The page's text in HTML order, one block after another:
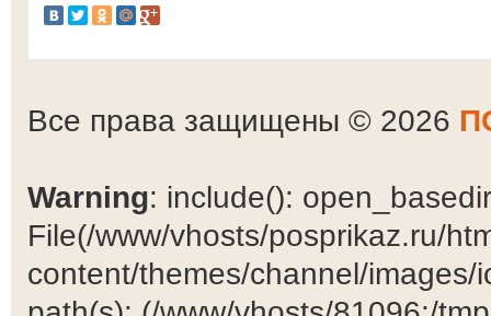
Все права защищены © 2026
Warning: include():
File(/www/vhosts/posprikaz.ru/
content/themes/channel/